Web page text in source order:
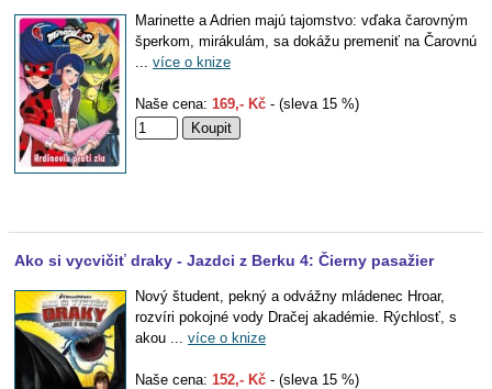
Marinette a Adrien majú tajomstvo: vďaka čarovným
šperkom, mirákulám, sa dokážu premeniť na Čarovnú
... více o knize
Naše cena: 169,- Kč - (sleva 15 %)
Ako si vycvičiť draky - Jazdci z Berku 4: Čierny pasažier
Nový študent, pekný a odvážny mládenec Hroar,
rozvíri pokojné vody Dračej akadémie. Rýchlosť, s
akou ... více o knize
Naše cena: 152,- Kč - (sleva 15 %)